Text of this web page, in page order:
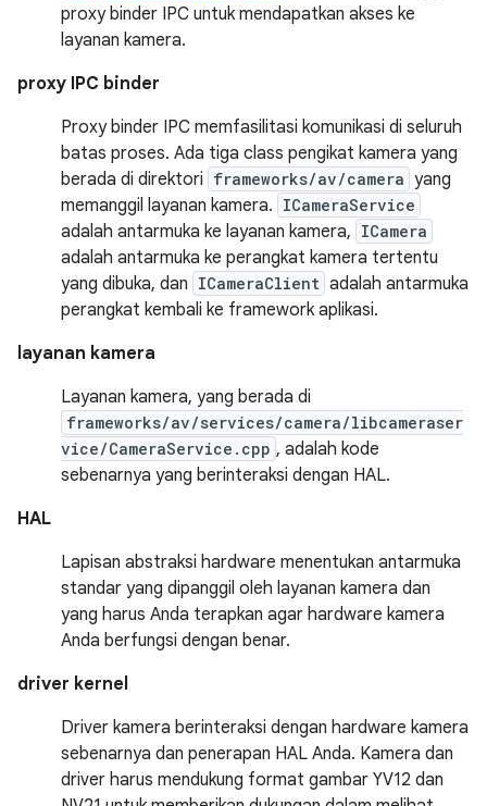
proxy binder IPC untuk mendapatkan akses ke
layanan kamera.
proxy IPC binder
Proxy binder IPC memfasilitasi komunikasi di seluruh
batas proses. Ada tiga class pengikat kamera yang
berada di direktori frameworks/av/camera yang
memanggil layanan kamera. ICameraService
adalah antarmuka ke layanan kamera, ICamera
adalah antarmuka ke perangkat kamera tertentu
yang dibuka, dan ICameraClient adalah antarmuka
perangkat kembali ke framework aplikasi.
layanan kamera
Layanan kamera, yang berada di
frameworks/av/services/camera/libcameraser
vice/CameraService.cpp , adalah kode
sebenarnya yang berinteraksi dengan HAL.
HAL
Lapisan abstraksi hardware menentukan antarmuka
standar yang dipanggil oleh layanan kamera dan
yang harus Anda terapkan agar hardware kamera
Anda berfungsi dengan benar.
driver kernel
Driver kamera berinteraksi dengan hardware kamera
sebenarnya dan penerapan HAL Anda. Kamera dan
driver harus mendukung format gambar YV12 dan